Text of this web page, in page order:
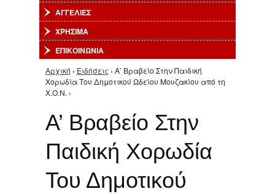
ΑΓΓΕΛΙΕΣ
ΧΡΗΣΙΜΑ
ΕΠΙΚΟΙΝΩΝΙΑ
Είστε εδώ
Αρχική › Ειδήσεις › Α’ Βραβείο Στην Παιδική
Χορωδία Του Δημοτικού Ωδείου Μουζακίου από τη
Χ.Ο.Ν. ›
Α’ Βραβείο Στην
Παιδική Χορωδία
Του Δημοτικού